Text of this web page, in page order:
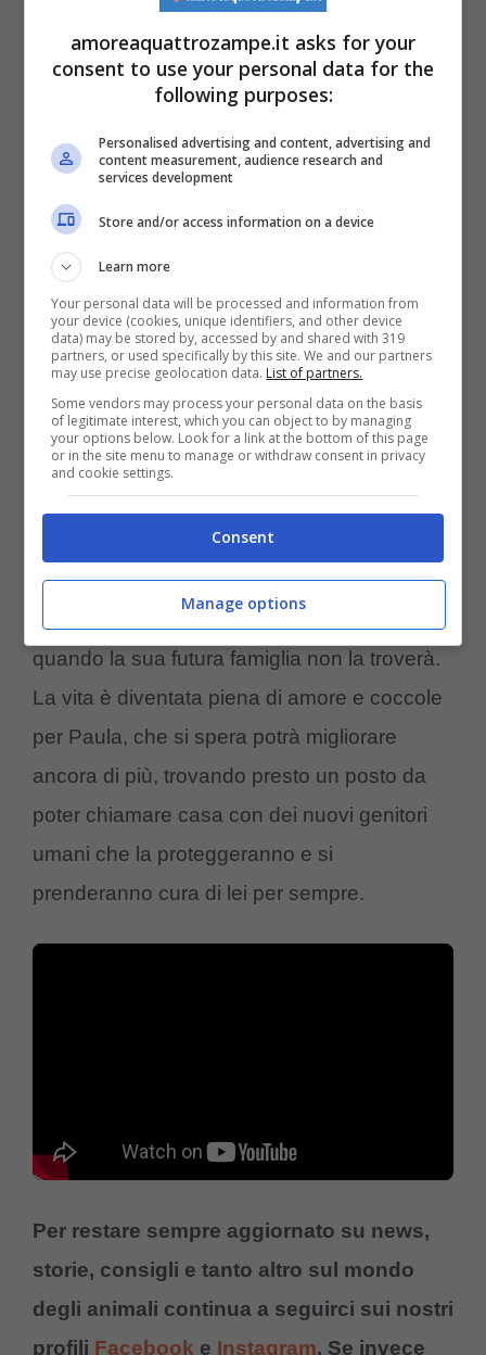
calma e delicatezza, cerca di instaurare un
contatto con il pelosetto. Dopo qualche
momento, il cucciolo sembra capire che
bene, così decide di fidarsi.
Non appena un piccolo passo in avanti è
stato fatto, il cagnolino dimostra tutto il suo
immenso cuore, colmo di gratitudine alla
donna che gli ha salvato la vita. Portato dal
veterinario per accertarsi delle sue buone
condizioni di salute, si è scoperto che il
cagnolino in realtà fosse
una femminuccia
alla quale è stato dato il nome diPaula.
Georgiana, non può tenere con se per
sempre la cucciola, ma la ospita fino a
quando la sua futura famiglia non la troverà.
La vita è diventata piena di amore e coccole
per Paula, che si spera potrà migliorare
ancora di più, trovando presto un posto da
poter chiamare casa con dei nuovi genitori
umani che la proteggeranno e si
prenderanno cura di lei per sempre.
Per restare sempre aggiornato su news,
storie, consigli e tanto altro sul mondo
degli animali continua a seguirci sui nostri
profili Facebook e Instagram. Se invece
amoreaquattrozampe.it asks for your
consent to use your personal data for the
following purposes:
Personalised advertising and content, advertising and
content measurement, audience research and
services development
Store and/or access information on a device
Learn more
Your personal data will be processed and information from
your device (cookies, unique identifiers, and other device
data) may be stored by, accessed by and shared with 319
partners, or used specifically by this site. We and our partners
may use precise geolocation data. List of partners.
Some vendors may process your personal data on the basis
of legitimate interest, which you can object to by managing
your options below. Look for a link at the bottom of this page
or in the site menu to manage or withdraw consent in privacy
and cookie settings.
Consent
Manage options